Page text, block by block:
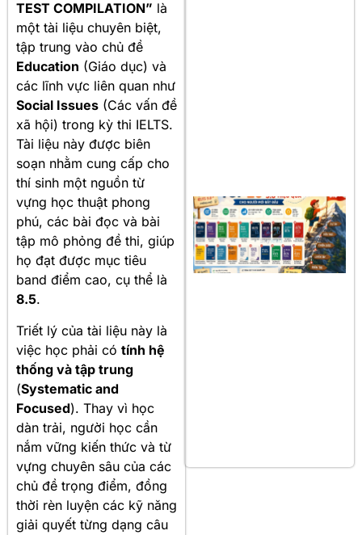
TEST COMPILATION” là
một tài liệu chuyên biệt,
tập trung vào chủ đề
Education (Giáo dục) và
các lĩnh vực liên quan như
Social Issues (Các vấn đề
xã hội) trong kỳ thi IELTS.
Tài liệu này được biên
soạn nhằm cung cấp cho
thí sinh một nguồn từ
vựng học thuật phong
phú, các bài đọc và bài
tập mô phỏng đề thi, giúp
họ đạt được mục tiêu
band điểm cao, cụ thể là
8.5.
Triết lý của tài liệu này là
việc học phải có tính hệ
thống và tập trung
(Systematic and
Focused). Thay vì học
dàn trải, người học cần
nắm vững kiến thức và từ
vựng chuyên sâu của các
chủ đề trọng điểm, đồng
thời rèn luyện các kỹ năng
giải quyết từng dạng câu